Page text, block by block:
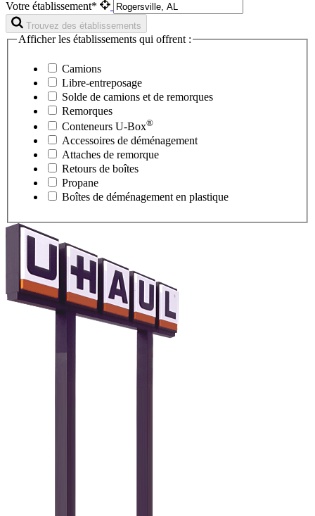
Votre établissement*
Trouvez des établissements
Afficher les établissements qui offrent :
Camions
Libre-entreposage
Solde de camions et de remorques
Remorques
Conteneurs U-Box®
Accessoires de déménagement
Attaches de remorque
Retours de boîtes
Propane
Boîtes de déménagement en plastique